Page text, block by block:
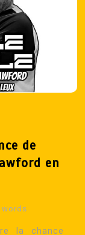
de
en
words
la chance